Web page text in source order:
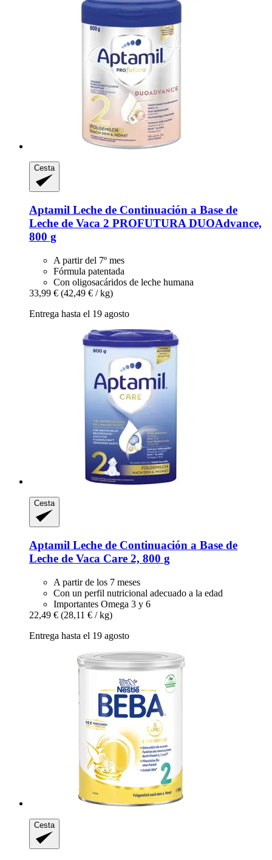
Cesta
Aptamil Leche de Continuación a Base de
Leche de Vaca 2 PROFUTURA DUOAdvance,
800 g
A partir del 7º mes
Fórmula patentada
Con oligosacáridos de leche humana
33,99 € (42,49 € / kg)
Entrega hasta el 19 agosto
Cesta
Aptamil Leche de Continuación a Base de
Leche de Vaca Care 2, 800 g
A partir de los 7 meses
Con un perfil nutricional adecuado a la edad
Importantes Omega 3 y 6
22,49 € (28,11 € / kg)
Entrega hasta el 19 agosto
Cesta